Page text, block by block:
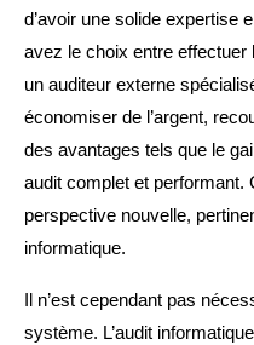
d’avoir une solide expertise
avez le choix entre effectuer
un auditeur externe
économiser de l’argent,
des avantages tels que le
audit complet et performant.
perspective nouvelle,
informatique.
Il n’est cependant pas
système. L’audit